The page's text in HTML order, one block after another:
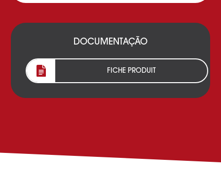
DOCUMENTAÇÃO
FICHE PRODUIT